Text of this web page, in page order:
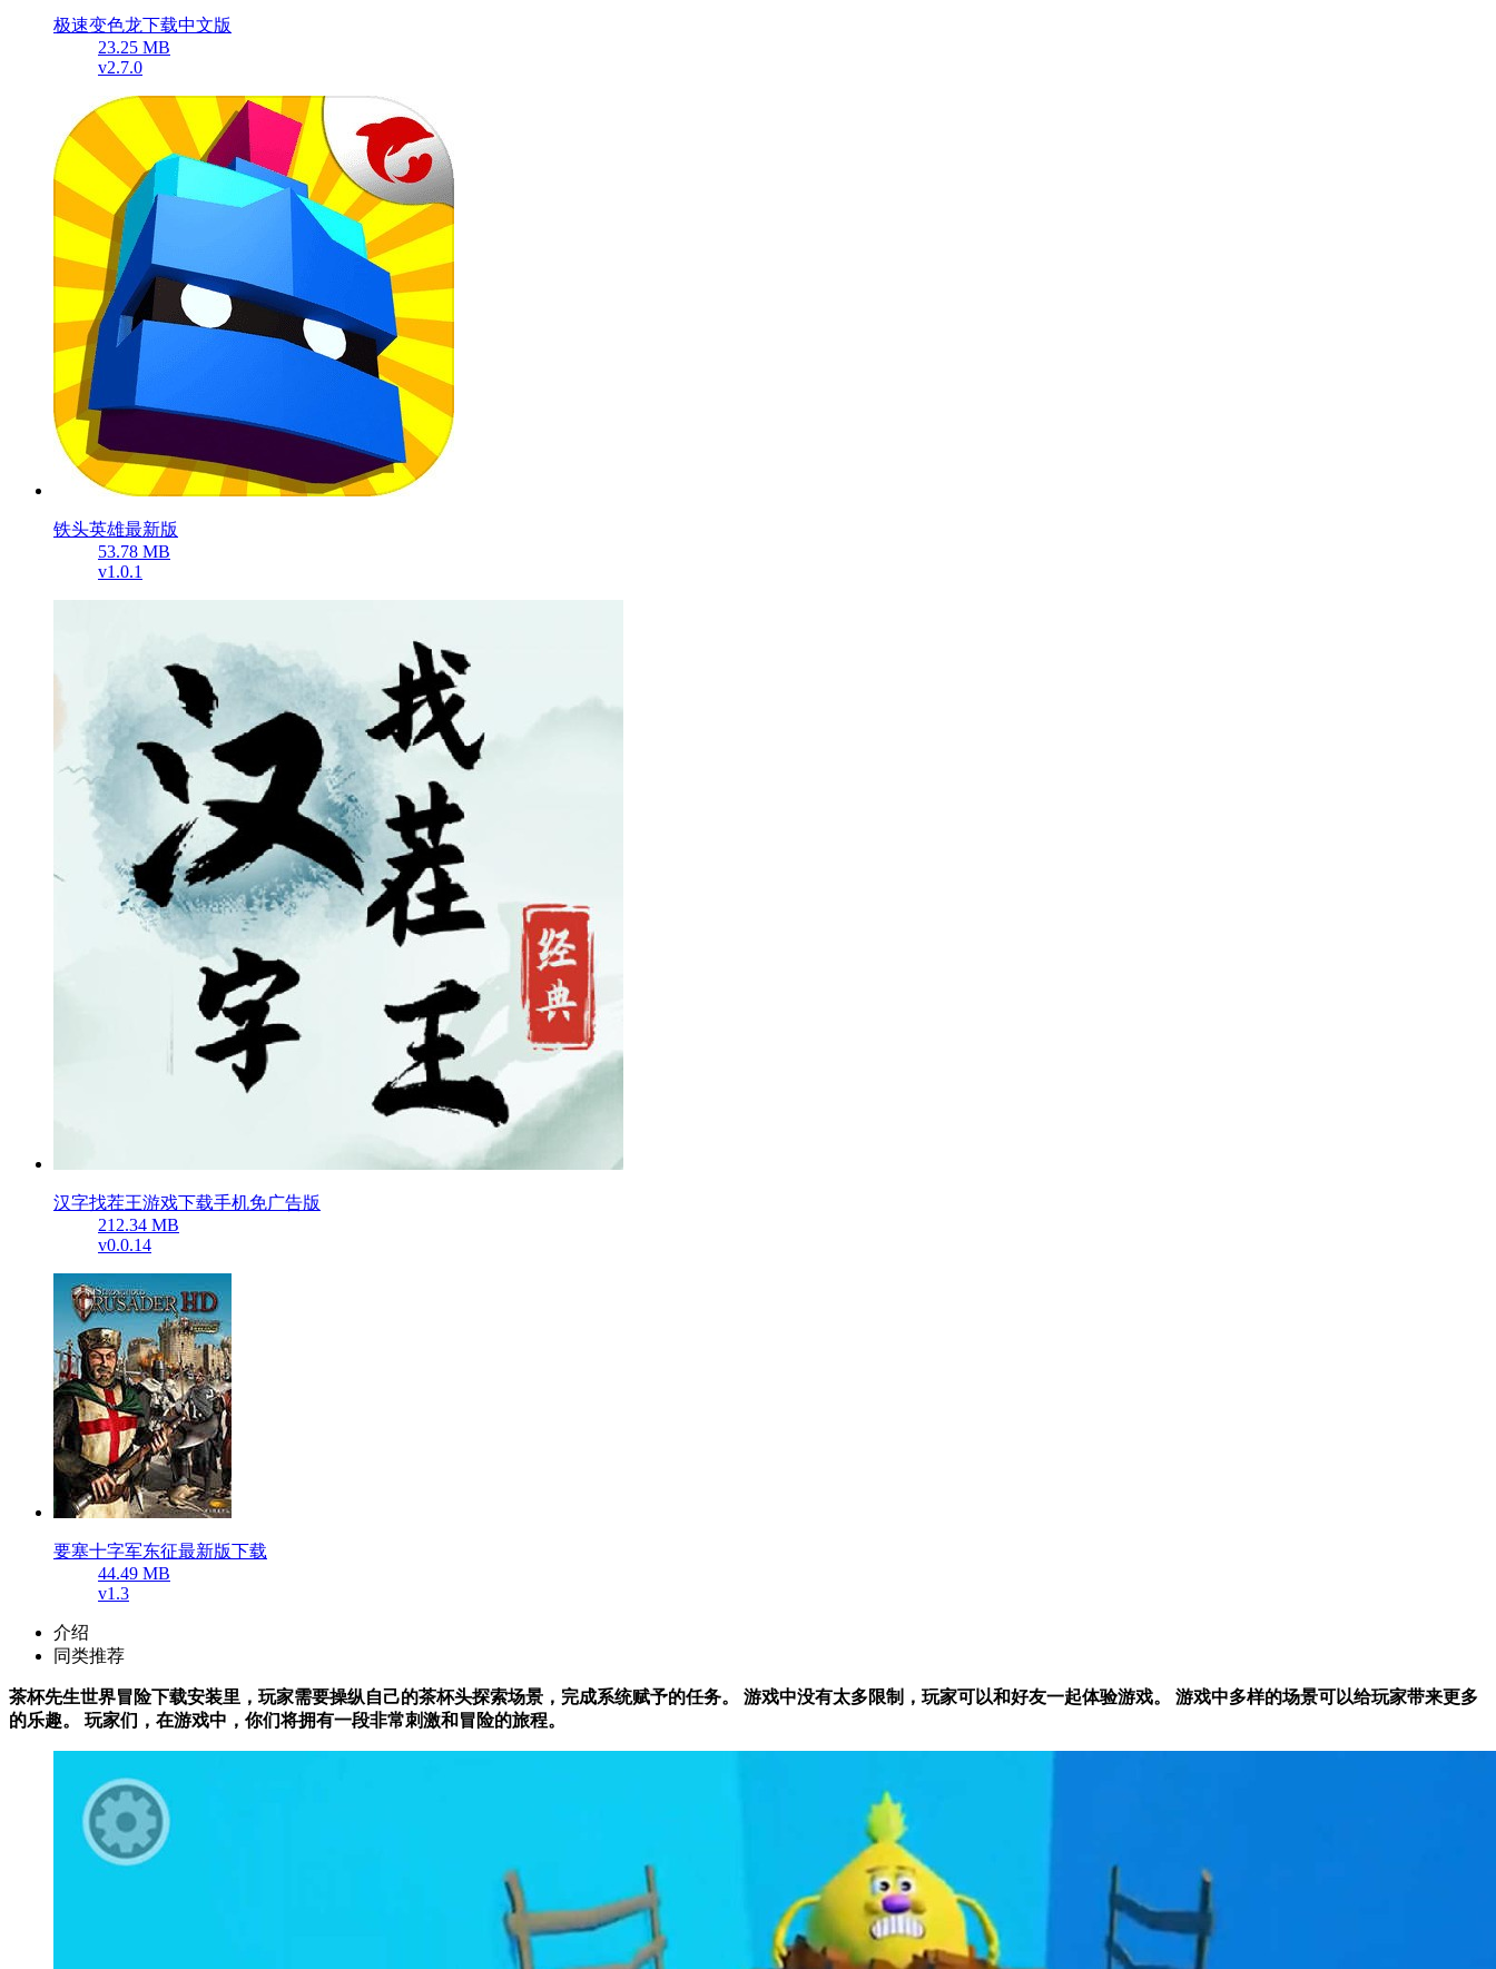
极速变色龙下载中文版
23.25 MB
v2.7.0
铁头英雄最新版
53.78 MB
v1.0.1
汉字找茬王游戏下载手机免广告版
212.34 MB
v0.0.14
要塞十字军东征最新版下载
44.49 MB
v1.3
介绍
同类推荐
茶杯先生世界冒险下载安装里，玩家需要操纵自己的茶杯头探索场景，完成系统赋予的任务。 游戏中没有太多限制，玩家可以和好友一起体验游戏。 游戏中多样的场景可以给玩家带来更多
的乐趣。 玩家们，在游戏中，你们将拥有一段非常刺激和冒险的旅程。